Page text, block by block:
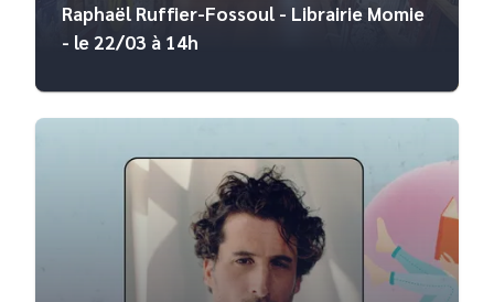
Raphaël Ruffier-Fossoul - Librairie Momie
- le 22/03 à 14h